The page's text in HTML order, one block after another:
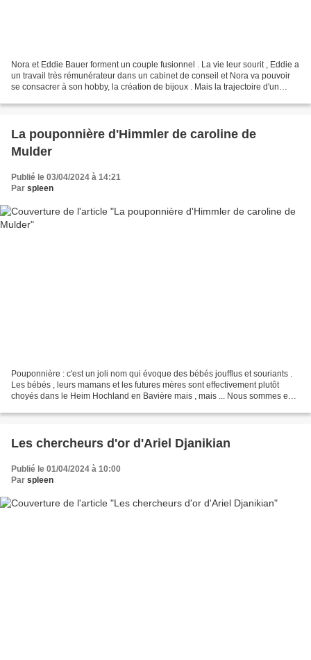
Nora et Eddie Bauer forment un couple fusionnel . La vie leur sourit , Eddie a
un travail très rémunérateur dans un cabinet de conseil et Nora va pouvoir
se consacrer à son hobby, la création de bijoux . Mais la trajectoire d'un
La pouponnière d'Himmler de caroline de
Mulder
Publié le 03/04/2024 à 14:21
Par spleen
Pouponnière : c'est un joli nom qui évoque des bébés joufflus et souriants .
Les bébés , leurs mamans et les futures mères sont effectivement plutôt
choyés dans le Heim Hochland en Bavière mais , mais ... Nous sommes en
Les chercheurs d'or d'Ariel Djanikian
Publié le 01/04/2024 à 10:00
Par spleen